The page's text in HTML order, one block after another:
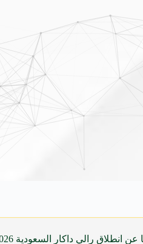
مهرجان الأطاولة التراثي يجمع